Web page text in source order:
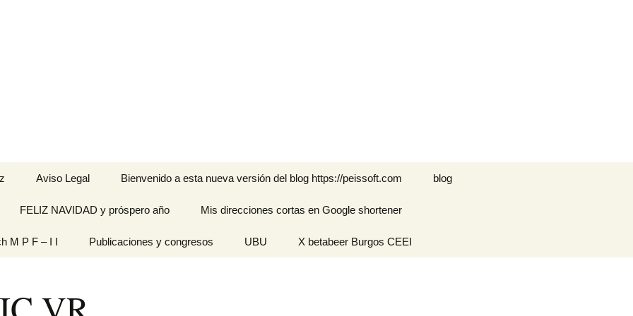
Aviso Legal Bienvenido a esta nueva versión del blog https://peissoft.com blog
de
pantalla
FELIZ NAVIDAD y próspero año Mis direcciones cortas en Google shortener
M P F – I I
M P F – I
Publicaciones y congresos UBU X betabeer Burgos CEEI